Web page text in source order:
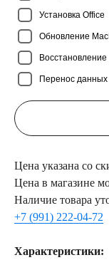
Установка Office
Обновление
Перенос данных
Цена указана со
Цена в магазине
Наличие товара
+7 (991) 222-04-72
Характеристики: